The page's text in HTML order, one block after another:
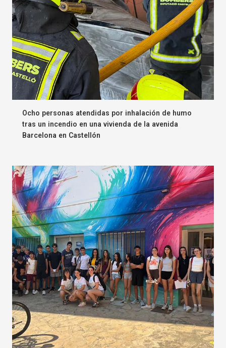
Ocho personas atendidas por inhalación de humo
tras un incendio en una vivienda de la avenida
Barcelona en Castellón